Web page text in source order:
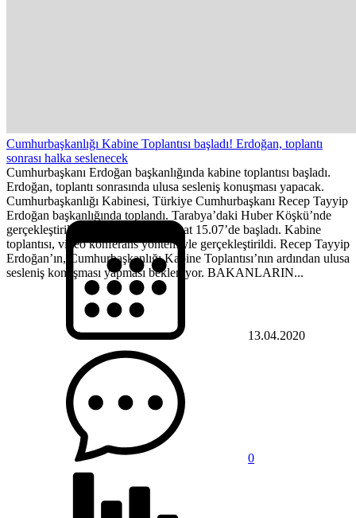
Cumhurbaşkanlığı Kabine Toplantısı başladı! Erdoğan, toplantı
sonrası halka seslenecek
Cumhurbaşkanı Erdoğan başkanlığında kabine toplantısı başladı.
Erdoğan, toplantı sonrasında ulusa sesleniş konuşması yapacak.
Cumhurbaşkanlığı Kabinesi, Türkiye Cumhurbaşkanı Recep Tayyip
Erdoğan başkanlığında toplandı. Tarabya’daki Huber Köşkü’nde
gerçekleştirilen kabine toplantısı, saat 15.07’de başladı. Kabine
toplantısı, video konferans yöntemiyle gerçekleştirildi. Recep Tayyip
Erdoğan’ın, Cumhurbaşkanlığı Kabine Toplantısı’nın ardından ulusa
sesleniş konuşması yapması bekleniyor. BAKANLARIN...
13.04.2020
0